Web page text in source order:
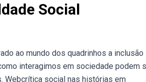
Social
ao mundo dos quadrinhos a inclusão
interagimos em sociedade podem
Webcrítica social nas histórias em